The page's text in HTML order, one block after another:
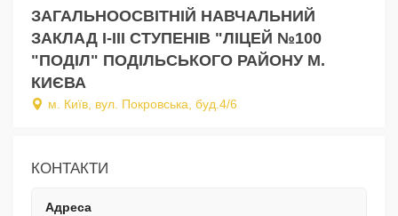
ЗАГАЛЬНООСВІТНІЙ НАВЧАЛЬНИЙ
ЗАКЛАД І-ІІІ СТУПЕНІВ "ЛІЦЕЙ №100
"ПОДІЛ" ПОДІЛЬСЬКОГО РАЙОНУ М.
КИЄВА
м. Київ, вул. Покровська, буд.4/6
КОНТАКТИ
Адреса